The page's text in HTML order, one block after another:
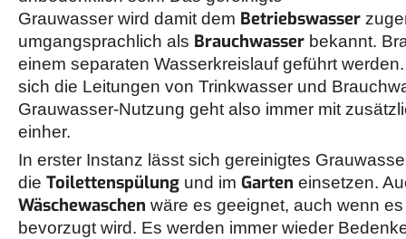
Grauwasser wird damit dem Betriebswasser
umgangsprachlich als Brauchwasser bekannt.
einem separaten Wasserkreislauf geführt
sich die Leitungen von Trinkwasser und
Grauwasser-Nutzung geht also immer mit
einher.
In erster Instanz lässt sich gereinigtes
die Toilettenspülung und im Garten einsetzen.
Wäschewaschen wäre es geeignet, auch wenn
bevorzugt wird. Es werden immer wieder